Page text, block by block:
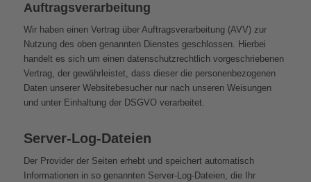
Auftragsverarbeitung
Wir haben einen Vertrag über Auftragsverarbeitung (AVV) zur
Nutzung des oben genannten Dienstes geschlossen. Hierbei
handelt es sich um einen datenschutzrechtlich vorgeschriebenen
Vertrag, der gewährleistet, dass dieser die personenbezogenen
Daten unserer Websitebesucher nur nach unseren Weisungen
und unter Einhaltung der DSGVO verarbeitet.
Server-Log-Dateien
Der Provider der Seiten erhebt und speichert automatisch
Informationen in so genannten Server-Log-Dateien, die Ihr